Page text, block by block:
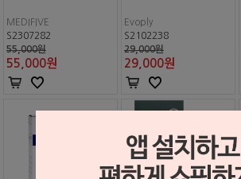
MEDIFIVE
S2307282
55,000원
55,000원
Evoply
S2102238
29,000원
29,000원